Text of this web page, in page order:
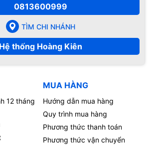
0813600999
TÌM CHI NHÁNH
Hệ thống Hoàng Kiên
12 tháng
MUA HÀNG
Hướng dẫn mua hàng
Quy trình mua hàng
Phương thức thanh toán
Phương thức vận chuyển